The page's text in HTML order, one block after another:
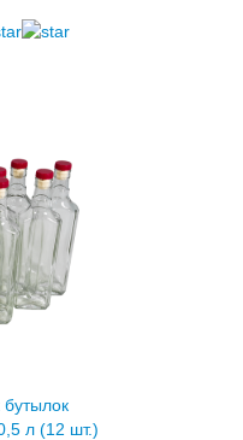
бутылок
л (12 шт.)